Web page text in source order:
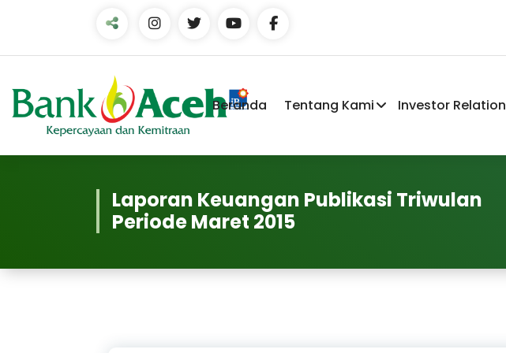
Beranda Tentang Kami Investor Relation
Laporan Keuangan Publikasi Triwulan
Periode Maret 2015